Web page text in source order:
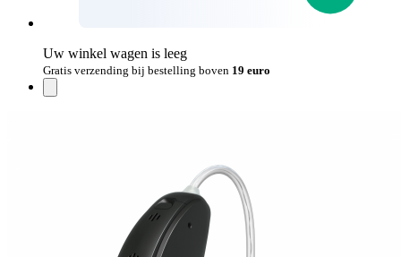
Uw winkel wagen is leeg
Gratis verzending bij bestelling boven 19 euro